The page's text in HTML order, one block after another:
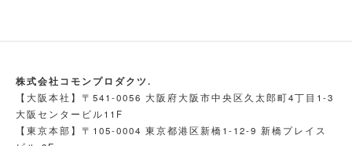
株式会社コモンプロダクツ.
【大阪本社】〒541-0056 大阪府大阪市中央区久太郎町4丁目1-3
大阪センタービル11F
【東京本部】〒105-0004 東京都港区新橋1-12-9 新橋プレイス